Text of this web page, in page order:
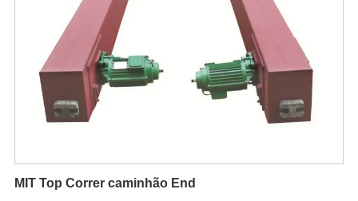
MIT Top Correr caminhão End